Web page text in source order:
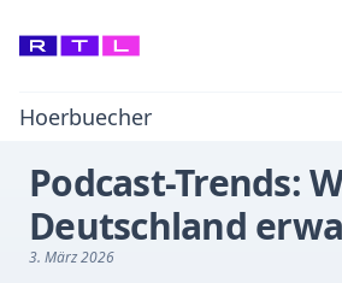
Hoerbuecher
Podcast-Trends:
Deutschland
3. März 2026